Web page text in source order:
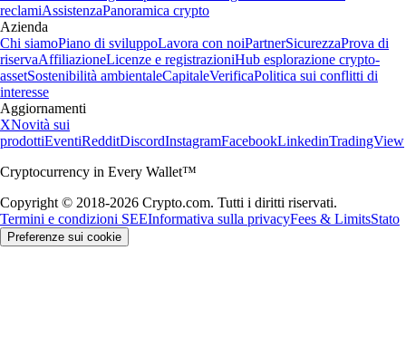
reclamiAssistenzaPanoramica crypto
Azienda
Chi siamoPiano di sviluppoLavora con noiPartnerSicurezzaProva di
riservaAffiliazioneLicenze e registrazioniHub esplorazione crypto-
assetSostenibilità ambientaleCapitaleVerificaPolitica sui conflitti di
interesse
Aggiornamenti
XNovità sui
prodottiEventiRedditDiscordInstagramFacebookLinkedinTradingView
Cryptocurrency in Every Wallet™
Copyright © 2018-2026 Crypto.com. Tutti i diritti riservati.
Termini e condizioni SEEInformativa sulla privacyFees & LimitsStato
Preferenze sui cookie